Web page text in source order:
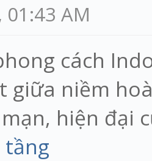
01:43 AM
cách
giữa niềm
hiện đại